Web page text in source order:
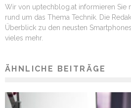
Wir von uptechblog.at informieren Sie
rund um das Thema Technik. Die
Überblick zu den neusten
vieles mehr.
ÄHNLICHE BEITRÄGE